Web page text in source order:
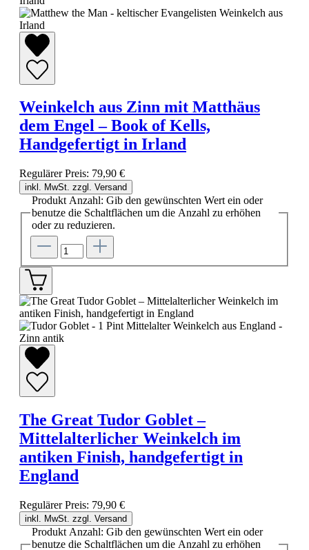
Weinkelch aus Zinn mit Matthäus
dem Engel – Book of Kells,
Handgefertigt in Irland
Regulärer Preis: 79,90 €
inkl. MwSt. zzgl. Versand
Produkt Anzahl: Gib den gewünschten Wert ein oder
benutze die Schaltflächen um die Anzahl zu erhöhen
oder zu reduzieren.
The Great Tudor Goblet –
Mittelalterlicher Weinkelch im
antiken Finish, handgefertigt in
England
Regulärer Preis: 79,90 €
inkl. MwSt. zzgl. Versand
Produkt Anzahl: Gib den gewünschten Wert ein oder
benutze die Schaltflächen um die Anzahl zu erhöhen